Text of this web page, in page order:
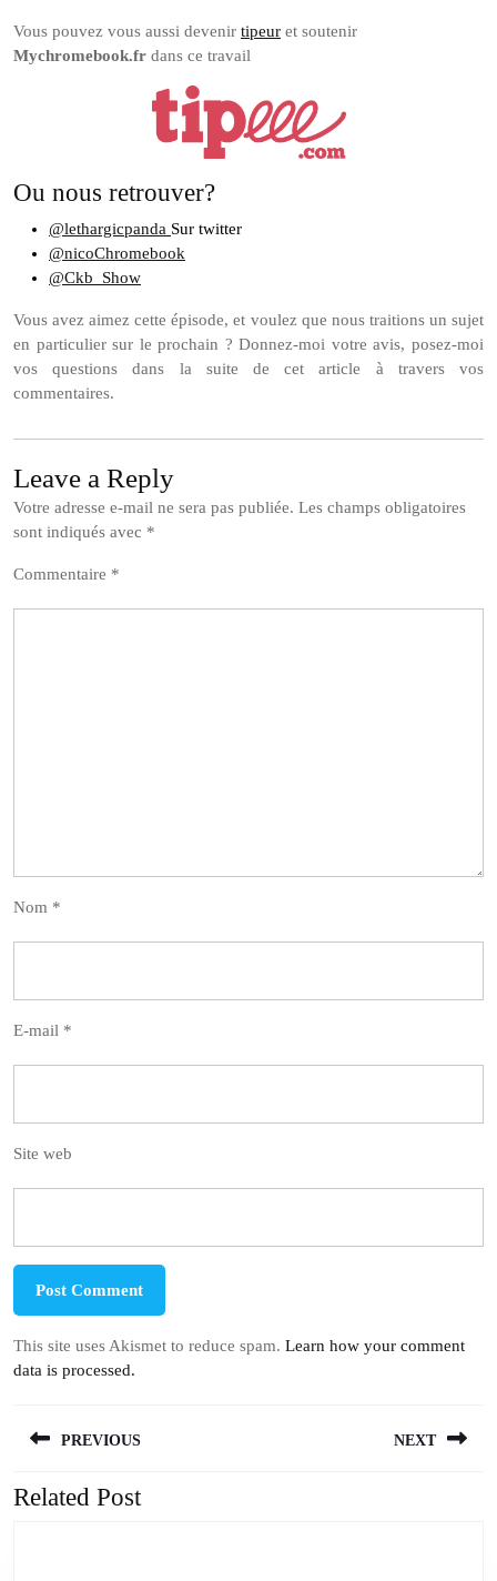
Vous pouvez vous aussi devenir tipeur et soutenir
Mychromebook.fr dans ce travail
Ou nous retrouver?
@lethargicpanda Sur twitter
@nicoChromebook
@Ckb_Show
Vous avez aimez cette épisode, et voulez que nous traitions un sujet
en particulier sur le prochain ? Donnez-moi votre avis, posez-moi
vos questions dans la suite de cet article à travers vos
commentaires.
Leave a Reply
Votre adresse e-mail ne sera pas publiée. Les champs obligatoires
sont indiqués avec *
Commentaire *
Nom *
E-mail *
Site web
This site uses Akismet to reduce spam. Learn how your comment
data is processed.
de
l’article
PREVIOUS
Previous
NEXT
Related Post